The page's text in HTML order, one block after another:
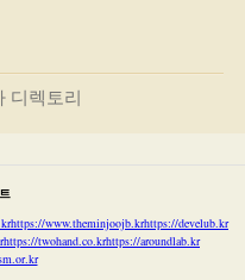
디렉토리
https://www.theminjoojb.krhttps://develub.kr
https://twohand.co.krhttps://aroundlab.kr